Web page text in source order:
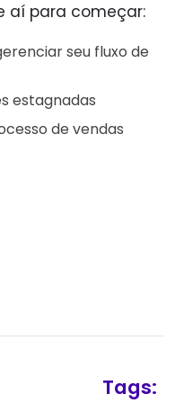
aí para começar:
seu fluxo de
estagnadas
de vendas
Tags: